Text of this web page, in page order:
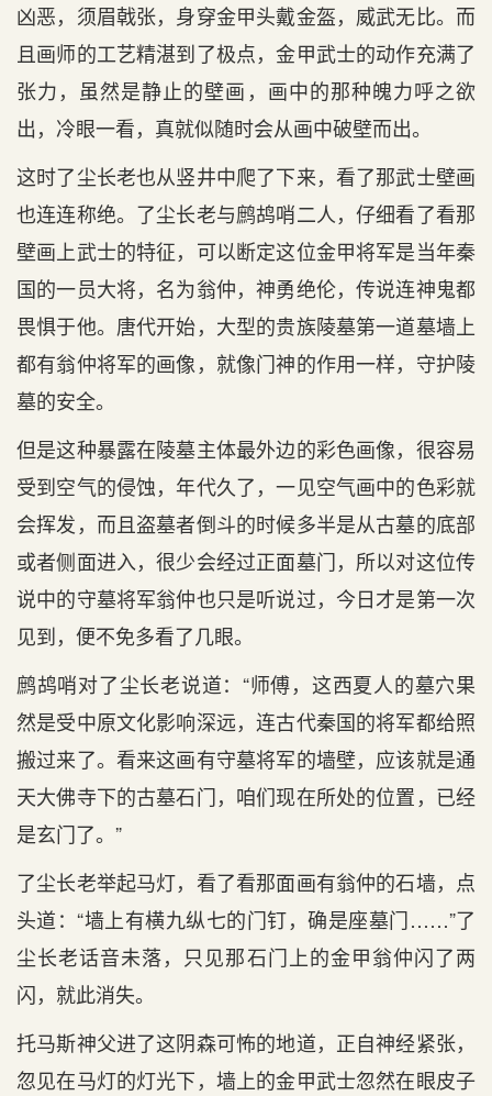
凶恶，须眉戟张，身穿金甲头戴金盔，威武无比。而
且画师的工艺精湛到了极点，金甲武士的动作充满了
张力，虽然是静止的壁画，画中的那种魄力呼之欲
出，冷眼一看，真就似随时会从画中破壁而出。
这时了尘长老也从竖井中爬了下来，看了那武士壁画
也连连称绝。了尘长老与鹧鸪哨二人，仔细看了看那
壁画上武士的特征，可以断定这位金甲将军是当年秦
国的一员大将，名为翁仲，神勇绝伦，传说连神鬼都
畏惧于他。唐代开始，大型的贵族陵墓第一道墓墙上
都有翁仲将军的画像，就像门神的作用一样，守护陵
墓的安全。
但是这种暴露在陵墓主体最外边的彩色画像，很容易
受到空气的侵蚀，年代久了，一见空气画中的色彩就
会挥发，而且盗墓者倒斗的时候多半是从古墓的底部
或者侧面进入，很少会经过正面墓门，所以对这位传
说中的守墓将军翁仲也只是听说过，今日才是第一次
见到，便不免多看了几眼。
鹧鸪哨对了尘长老说道：“师傅，这西夏人的墓穴果
然是受中原文化影响深远，连古代秦国的将军都给照
搬过来了。看来这画有守墓将军的墙壁，应该就是通
天大佛寺下的古墓石门，咱们现在所处的位置，已经
是玄门了。”
了尘长老举起马灯，看了看那面画有翁仲的石墙，点
头道：“墙上有横九纵七的门钉，确是座墓门……”了
尘长老话音未落，只见那石门上的金甲翁仲闪了两
闪，就此消失。
托马斯神父进了这阴森可怖的地道，正自神经紧张，
忽见在马灯的灯光下，墙上的金甲武士忽然在眼皮子